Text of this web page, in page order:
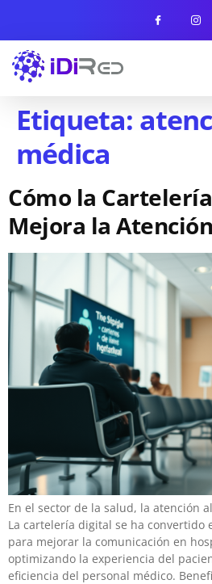
Etiqueta:
médica
Cómo la
Mejora la
En el sector de la salud, la atención
La cartelería digital se ha convertido
para mejorar la comunicación en
optimizando la experiencia del
eficiencia del personal médico.